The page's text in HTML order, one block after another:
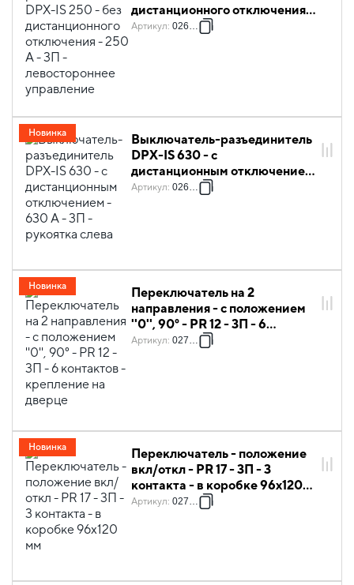
дистанционного отключения -
250 A - 3П - левостороннее
Артикул: 026623
Выключатель-разъединитель
DPX-IS 630 - с
дистанционным отключением
- 630 A - 3П - рукоятка слева
Артикул: 026681
Новинка
Переключатель на 2
направления - с положением
''0'', 90° - PR 12 - 3П - 6
контактов - крепление на
Артикул: 027492
Новинка
Переключатель - положение
вкл/откл - PR 17 - 3П - 3
контакта - в коробке 96x120
мм
Артикул: 027717
Новинка